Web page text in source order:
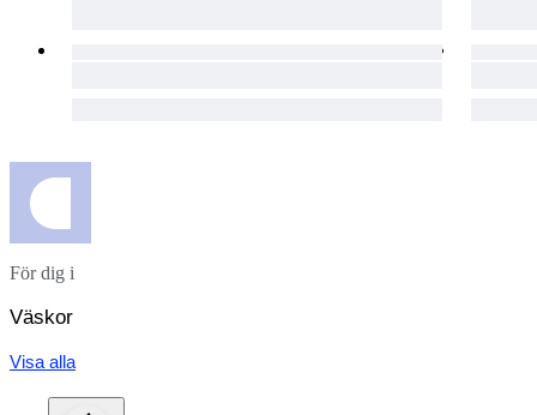
För dig i
Väskor
Visa alla